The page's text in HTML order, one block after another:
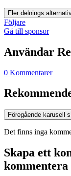
Fler delnings
Följare
Gå till sponsor
Användar
0 Kommentarer
Föregående karusell
Det finns inga
Skapa ett
kommentera